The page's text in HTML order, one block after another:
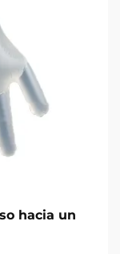
hacia un